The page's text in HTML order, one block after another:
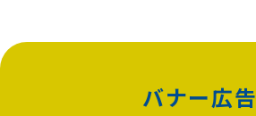
バナー広告